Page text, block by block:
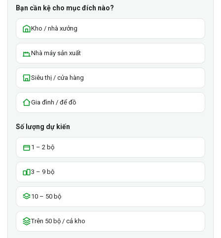
Bạn cần kệ cho mục đích nào?
Kho / nhà xưởng
Nhà máy sản xuất
Siêu thị / cửa hàng
Gia đình / để đồ
Số lượng dự kiến
1 – 2 bộ
3 – 9 bộ
10 – 50 bộ
Trên 50 bộ / cả kho